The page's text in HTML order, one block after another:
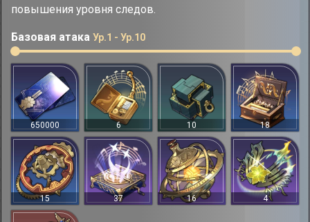
повышения уровня следов.
Базовая атака Ур.1 - Ур.10
650000 6 10 18
15 37 16 4